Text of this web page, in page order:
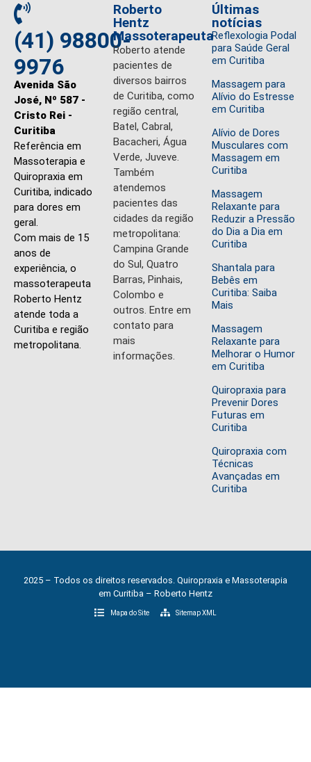
(41) 98800-
9976
Avenida São
José, Nº 587 -
Cristo Rei -
Curitiba
Referência em
Massoterapia e
Quiropraxia em
Curitiba, indicado
para dores em
geral.
Com mais de 15
anos de
experiência, o
massoterapeuta
Roberto Hentz
atende toda a
Curitiba e região
metropolitana.
Roberto
Hentz
Massoterapeuta
Roberto atende
pacientes de
diversos bairros
de Curitiba, como
região central,
Batel, Cabral,
Bacacheri, Água
Verde, Juveve.
Também
atendemos
pacientes das
cidades da região
metropolitana:
Campina Grande
do Sul, Quatro
Barras, Pinhais,
Colombo e
outros. Entre em
contato para
mais
informações.
Últimas
notícias
Reflexologia Podal
para Saúde Geral
em Curitiba
Massagem para
Alívio do Estresse
em Curitiba
Alívio de Dores
Musculares com
Massagem em
Curitiba
Massagem
Relaxante para
Reduzir a Pressão
do Dia a Dia em
Curitiba
Shantala para
Bebês em
Curitiba: Saiba
Mais
Massagem
Relaxante para
Melhorar o Humor
em Curitiba
Quiropraxia para
Prevenir Dores
Futuras em
Curitiba
Quiropraxia com
Técnicas
Avançadas em
Curitiba
2025 – Todos os direitos reservados. Quiropraxia e Massoterapia
em Curitiba – Roberto Hentz
Mapa do Site Sitemap XML